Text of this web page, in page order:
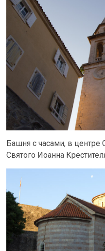
Башня с часами, в центре
Святого Иоанна